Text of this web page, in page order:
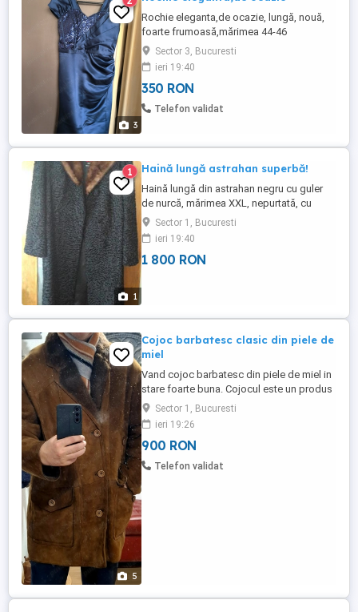
3
Rochie eleganta,de ocazie, lungă, nouă,
foarte frumoasă,mărimea 44-46
Sector 3, Bucuresti
ieri 19:40
350 RON
Telefon validat
1
1 Haină lungă astrahan superbă!
Haină lungă din astrahan negru cu guler
de nurcă, mărimea XXL, nepurtată, cu
etichetă, stare excepțională
Sector 1, Bucuresti
ieri 19:40
1 800 RON
5
Cojoc barbatesc clasic din piele de
miel
Vand cojoc barbatesc din piele de miel in
stare foarte buna. Cojocul este un produs
al fabricii Iacob din Sebes. Marimea este
52, ce se potriveste unui barbat de minim
1,78 cm si o greutate de 90 - 120 kg, deci
o constitutie voinica. Cojocul are o culoare
frumoasa cu o piele de miel calitativa,
Sector 1, Bucuresti
ieri 19:26
900 RON
Telefon validat